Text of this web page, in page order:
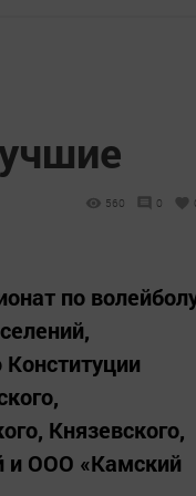
560 0
по
Князевского,
и ООО «Камский